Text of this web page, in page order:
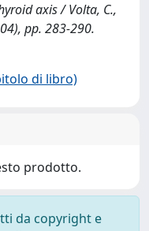
axis / Volta, C.,
pp. 283-290.
di libro)
prodotto.
da copyright e